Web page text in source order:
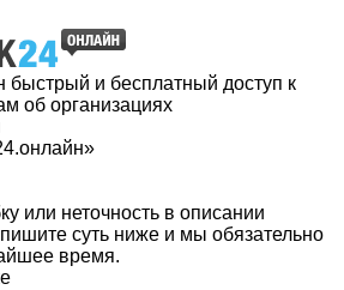
быстрый и бесплатный доступ к
об организациях
или неточность в описании
суть ниже и мы обязательно
время.